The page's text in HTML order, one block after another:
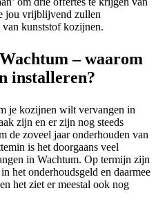
jou vrijblijvend zullen
kunststof kozijnen.
– waarom
installeren?
je kozijnen wilt vervangen in
zijn en er zijn nog steeds
de zoveel jaar onderhouden van
is het doorgaans veel
in Wachtum. Op termijn zijn
het onderhoudsgeld en daarmee
het ziet er meestal ook nog